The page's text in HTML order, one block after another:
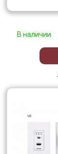
В наличии